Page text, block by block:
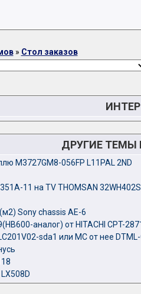
» Стол заказов
ДРУГИЕ ТЕМЫ
M3727GM8-056FP L11PAL 2ND
11 на TV THOMSAN
Sony chassis AE-6
аналог) от HITACHI CPT-
sda1 или MC от нее